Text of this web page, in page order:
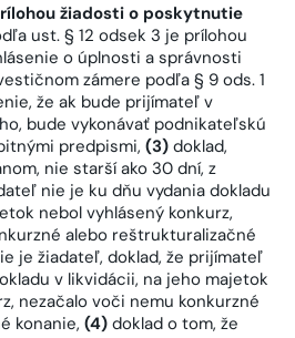
žiadosti o poskytnutie
ust. § 12 odsek 3 je prílohou
o úplnosti a správnosti
zámere podľa § 9 ods. 1
že ak bude prijímateľ v
bude vykonávať podnikateľskú
predpismi, (3) doklad,
nie starší ako 30 dní, z
nie je ku dňu vydania dokladu
nebol vyhlásený konkurz,
alebo reštrukturalizačné
je žiadateľ, doklad, že prijímateľ
v likvidácii, na jeho majetok
nezačalo voči nemu konkurzné
konanie, (4) doklad o tom, že